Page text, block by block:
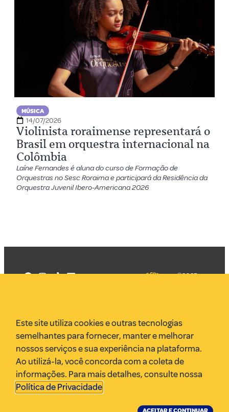
MÚSICA
14/07/2026
Violinista roraimense representará o
Brasil em orquestra internacional na
Colômbia
Laíne Fernandes é aluna do curso de Formação de
Orquestras no Sesc Roraima e participará da Residência da
Orquestra Juvenil Ibero-Americana 2026
VR Assessoria
Parcerias
Envie uma pauta
Anuncie
©2025
Este site utiliza cookies e outras tecnologias
semelhantes para fornecer, manter e melhorar
nossos serviços e sua experiência na plataforma.
Ao utilizá-la, você concorda com a coleta de
informações. Para mais detalhes, consulte nossa
Política de Privacidade.